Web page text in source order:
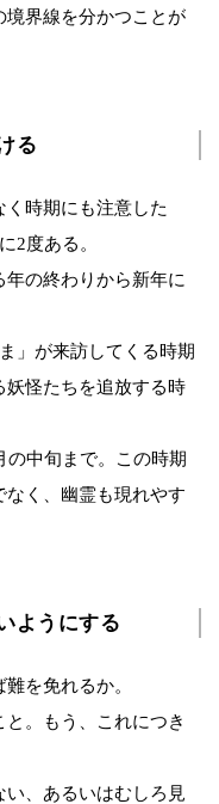
境界線を分かつことが
る
時期にも注意した
2度ある。
の終わりから新年に
」が来訪してくる時期
妖怪たちを追放する時
の中旬まで。この時期
く、幽霊も現れやす
ようにする
を免れるか。
。もう、これにつき
、あるいはむしろ見